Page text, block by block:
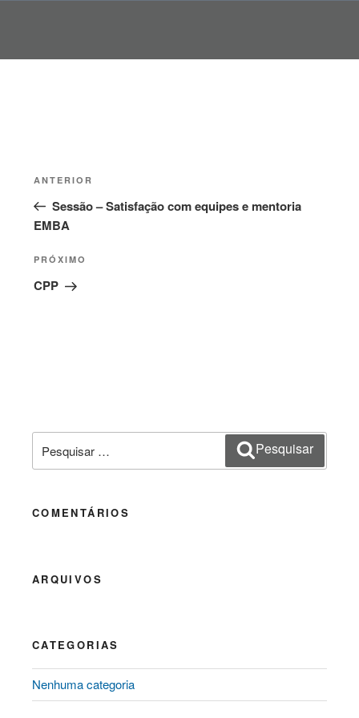
Navegação
Post
Post
anterior
ANTERIOR
Sessão – Satisfação com equipes e mentoria
EMBA
Próximo
post
PRÓXIMO
CPP
por:
Pesquisar
COMENTÁRIOS
ARQUIVOS
CATEGORIAS
Nenhuma categoria